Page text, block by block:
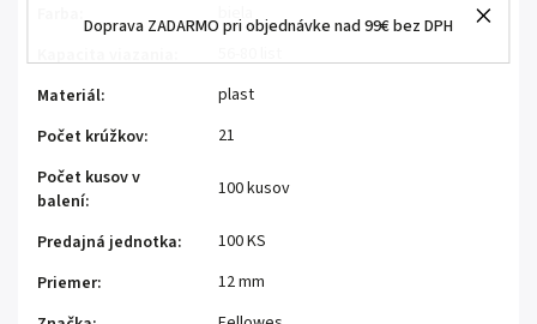
Doprava ZADARMO pri objednávke nad 99€ bez DPH
biela
Materiál:
plast
Počet krúžkov:
21
Počet kusov v
balení:
100 kusov
Predajná jednotka:
100 KS
Priemer:
12 mm